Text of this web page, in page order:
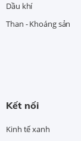
Dầu khí
Than - Khoáng sản
Kết nối
Kinh tế xanh